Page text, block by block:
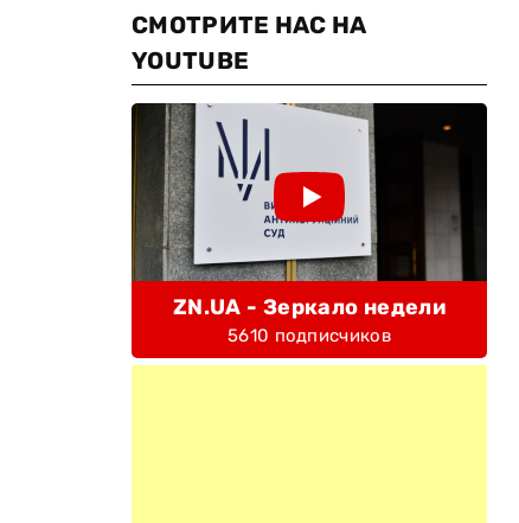
СМОТРИТЕ НАС НА
YOUTUBE
ZN.UA - Зеркало недели
5610 подписчиков